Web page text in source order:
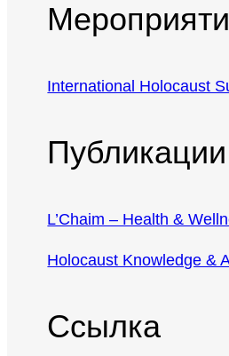
International Holocaust
Публикации
L’Chaim – Health &
Holocaust Knowledge &
Ссылка